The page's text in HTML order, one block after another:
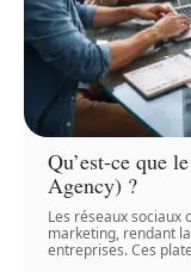
Qu’est-ce que
Agency) ?
Les réseaux sociaux
marketing, rendant
entreprises. Ces